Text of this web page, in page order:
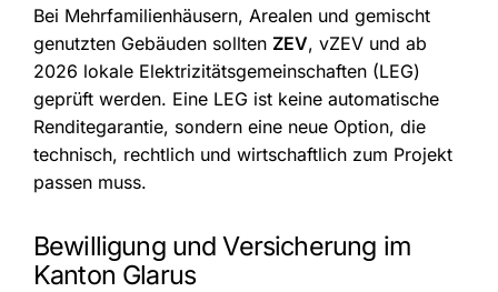
Bei Mehrfamilienhäusern, Arealen und gemischt
genutzten Gebäuden sollten ZEV, vZEV und ab
2026 lokale Elektrizitätsgemeinschaften (LEG)
geprüft werden. Eine LEG ist keine automatische
Renditegarantie, sondern eine neue Option, die
technisch, rechtlich und wirtschaftlich zum Projekt
passen muss.
Bewilligung und Versicherung im
Kanton Glarus